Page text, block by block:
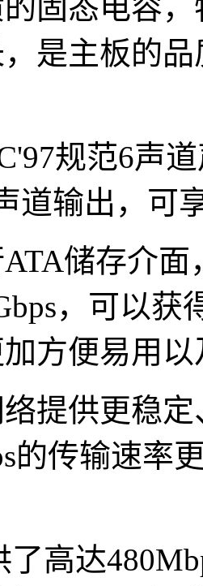
固态电容
是主板的
规范6声
道输出，可
储存介面
，可以
方便易用
提供更稳
的传输速率
了高达